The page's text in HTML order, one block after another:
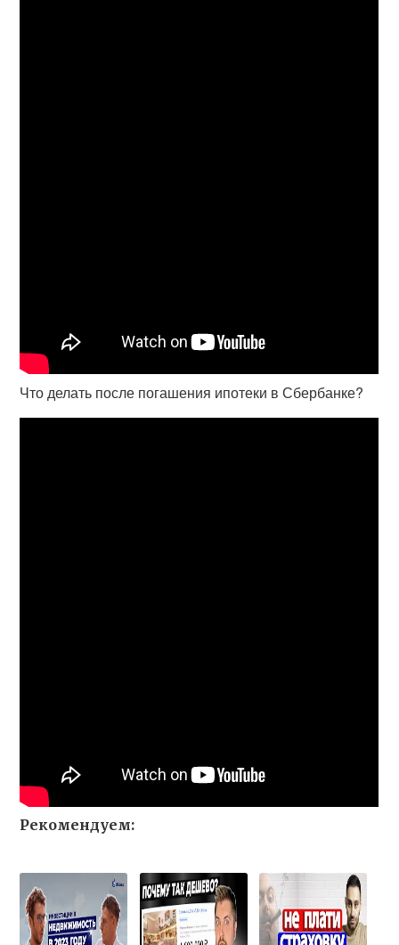
Что делать после погашения ипотеки в Сбербанке?
Рекомендуем: